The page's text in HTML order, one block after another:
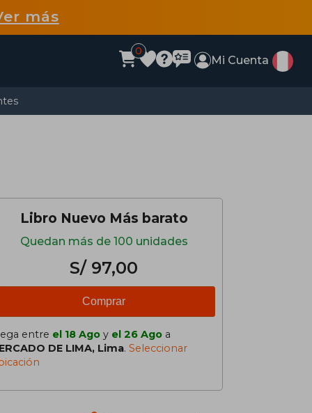
más
0
Mi Cuenta
Libro Nuevo Más barato
Quedan más de 100 unidades
S/ 97,00
Comprar
entre el 18 Ago y el 26 Ago a
DE LIMA, Lima. Seleccionar